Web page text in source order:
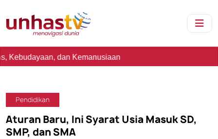
dan Kemanusiaan
Pendidikan
Aturan Baru, Ini Syarat Usia Masuk SD,
SMP, dan SMA